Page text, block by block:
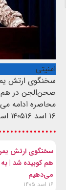
امنیتی
سخنگوی ارتش
صحن‌الجن در هم
محاصره ادامه
۱۶ اسد ۱۴۰۵
۱۶ اسد ۱۴۰۵
سخنگوی ارتش
هم کوبیده شد | به
می‌دهیم
۱۶ اسد ۱۴۰۵